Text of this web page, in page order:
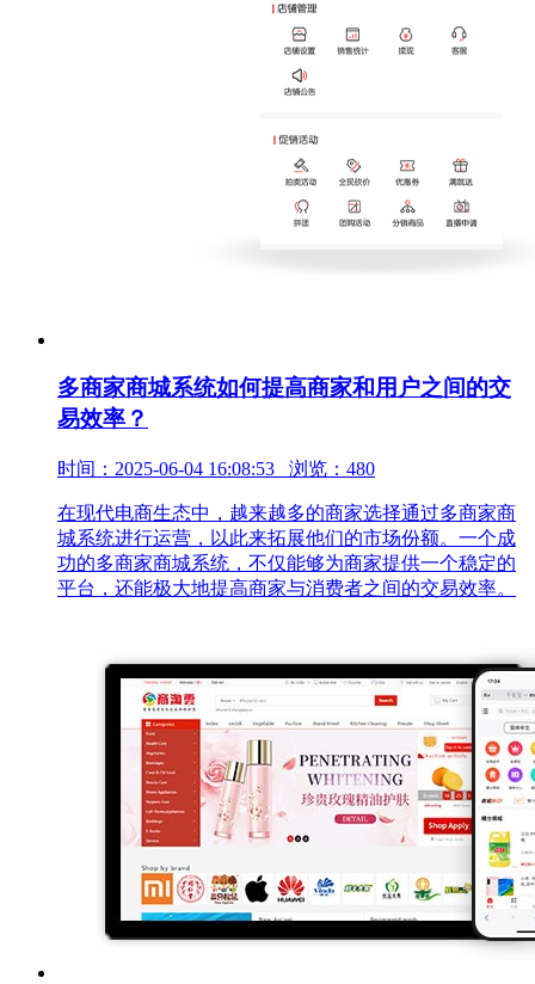
多商家商城系统如何提高商家和用户之间的交
易效率？
时间：2025-06-04 16:08:53 浏览：480
在现代电商生态中，越来越多的商家选择通过多商家商
城系统进行运营，以此来拓展他们的市场份额。一个成
功的多商家商城系统，不仅能够为商家提供一个稳定的
平台，还能极大地提高商家与消费者之间的交易效率。